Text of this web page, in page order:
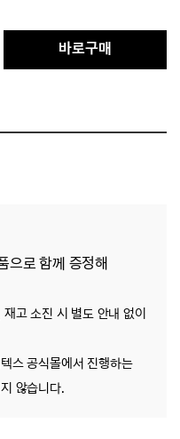
바로구매
으로 함께 증정해
고 소진 시 별도 안내 없이
스 공식몰에서 진행하는
않습니다.